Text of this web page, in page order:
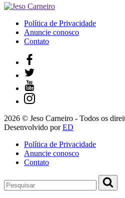
Política de Privacidade
Anuncie conosco
Contato
2026 © Jeso Carneiro - Todos os
Desenvolvido porED
Política de Privacidade
Anuncie conosco
Contato